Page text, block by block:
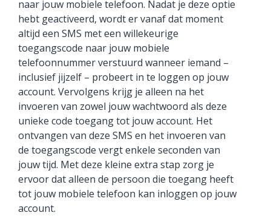
naar jouw mobiele telefoon. Nadat je deze optie
hebt geactiveerd, wordt er vanaf dat moment
altijd een SMS met een willekeurige
toegangscode naar jouw mobiele
telefoonnummer verstuurd wanneer iemand –
inclusief jijzelf – probeert in te loggen op jouw
account. Vervolgens krijg je alleen na het
invoeren van zowel jouw wachtwoord als deze
unieke code toegang tot jouw account. Het
ontvangen van deze SMS en het invoeren van
de toegangscode vergt enkele seconden van
jouw tijd. Met deze kleine extra stap zorg je
ervoor dat alleen de persoon die toegang heeft
tot jouw mobiele telefoon kan inloggen op jouw
account.